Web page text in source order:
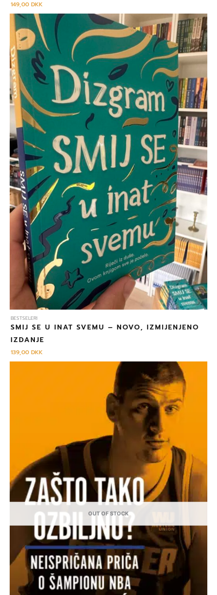
149,00DKK
BESTSELERI
SMIJ SE U INAT SVEMU – NOVO, IZMIJENJENO
IZDANJE
139,00DKK
OUT OF STOCK